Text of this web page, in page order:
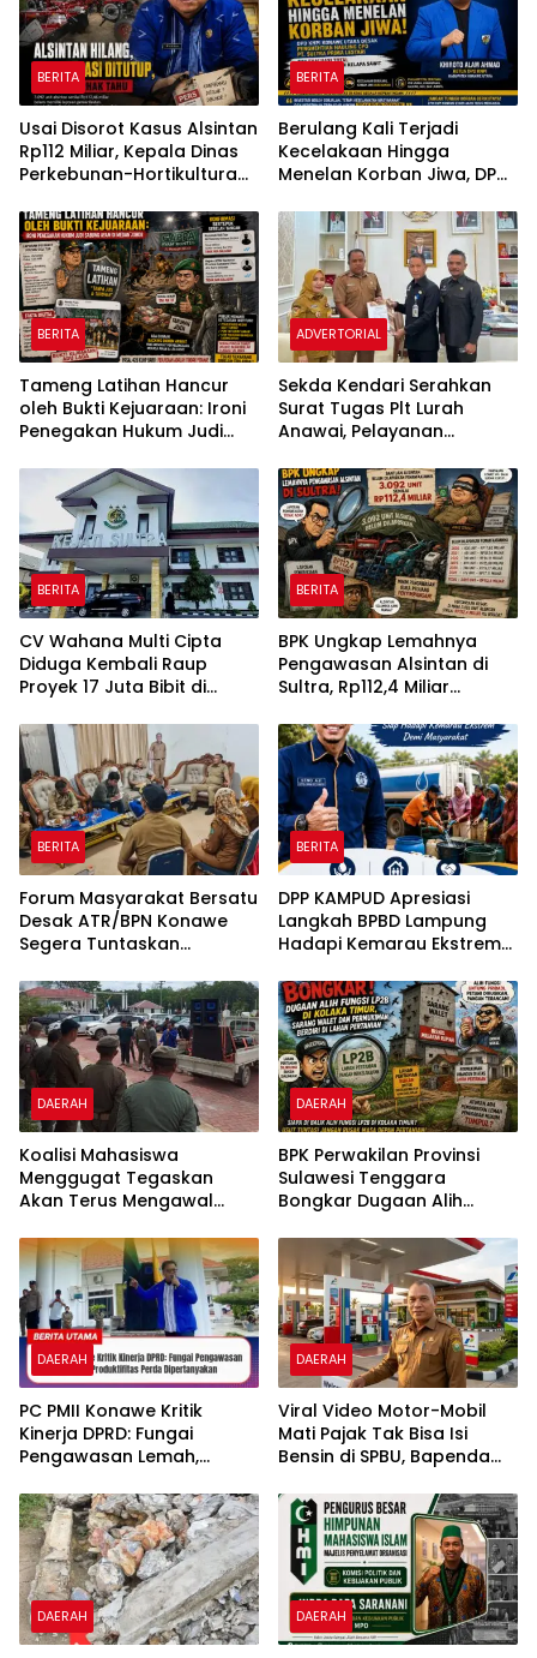
BERITA
Usai Disorot Kasus Alsintan
Rp112 Miliar, Kepala Dinas
Perkebunan-Hortikultura
Komunikasi dengan Media
BERITA
Berulang Kali Terjadi
Kecelakaan Hingga
Menelan Korban Jiwa, DPD
Penghentian Aktivitas
Hauling dan Evaluasi Total
Perizinan PT Sultra Prima
Lestari
BERITA
Tameng Latihan Hancur
oleh Bukti Kejuaraan: Ironi
Penegakan Hukum Judi
Johor
ADVERTORIAL
Sekda Kendari Serahkan
Surat Tugas Plt Lurah
Anawai, Pelayanan
Tetap Berjalan
BERITA
CV Wahana Multi Cipta
Diduga Kembali Raup
Proyek 17 Juta Bibit di
Kasus Rp26 Miliar,
Kasipenkum: Kami
Menunggu P21 dari Polda
Sultra
BERITA
BPK Ungkap Lemahnya
Pengawasan Alsintan di
Sultra, Rp112,4 Miliar
Pemanfaatannya
BERITA
Forum Masyarakat Bersatu
Desak ATR/BPN Konawe
Segera Tuntaskan
Olu Onua, Beri Tenggat
Waktu 2×24 Jam
BERITA
DPP KAMPUD Apresiasi
Langkah BPBD Lampung
Hadapi Kemarau Ekstrem
Bersih
DAERAH
Koalisi Mahasiswa
Menggugat Tegaskan
Akan Terus Mengawal
Kabupaten Konawe
DAERAH
BPK Perwakilan Provinsi
Sulawesi Tenggara
Bongkar Dugaan Alih
Timur, Sarang Walet dan
Permukiman Berdiri di
Lahan Pertanian
DAERAH
PC PMII Konawe Kritik
Kinerja DPRD: Fungai
Pengawasan Lemah,
Dipertanyakan
DAERAH
​Viral Video Motor-Mobil
Mati Pajak Tak Bisa Isi
Bensin di SPBU, Bapenda
DAERAH DAERAH